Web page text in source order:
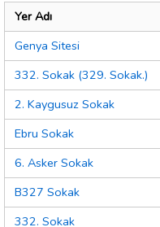
Yer Adı
Genya Sitesi
332. Sokak (329. Sokak.)
2. Kaygusuz Sokak
Ebru Sokak
6. Asker Sokak
B327 Sokak
332. Sokak